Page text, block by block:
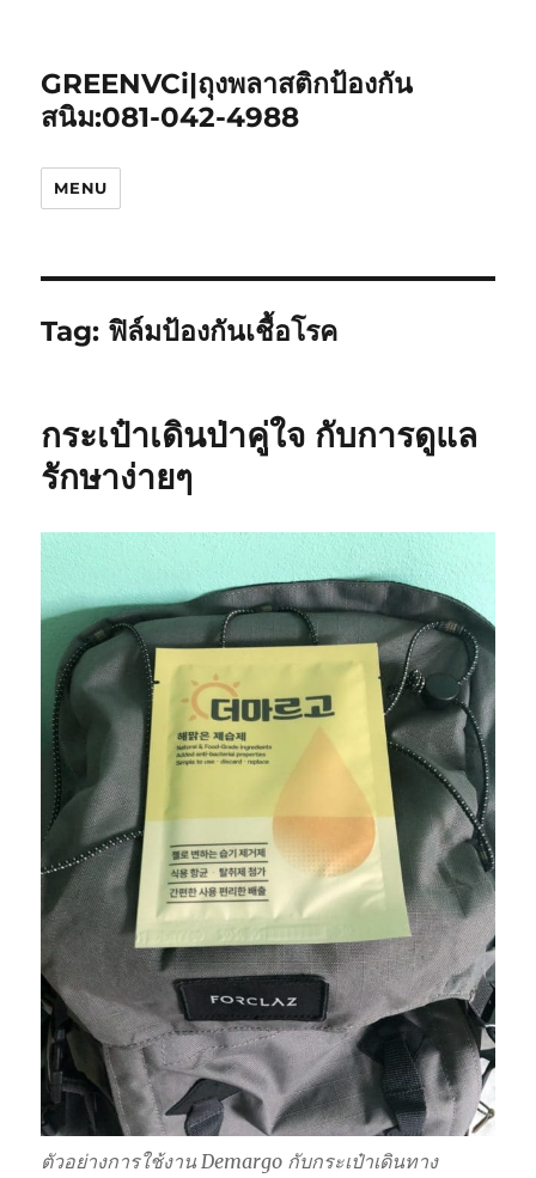
GREENVCi|ถุงพลาสติกป้องกัน
สนิม:081-042-4988
MENU
Tag: ฟิล์มป้องกันเชื้อโรค
กระเป๋าเดินป่าคู่ใจ กับการดูแล
รักษาง่ายๆ
ตัวอย่างการใช้งาน Demargo กับกระเป๋าเดินทาง